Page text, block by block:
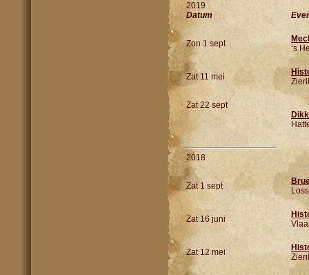
2019
Datum
Zon 1 sept
‘s
Zat 11 mei
Zat 22 sept
2018
Zat 1 sept
Zat 16 juni
Zat 12 mei